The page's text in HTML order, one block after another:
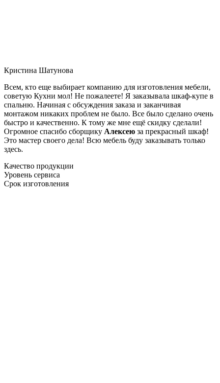
Кристина Шатунова
Всем, кто еще выбирает компанию для изготовления мебели,
советую Кухни мол! Не пожалеете! Я заказывала шкаф-купе в
спальню. Начиная с обсуждения заказа и заканчивая
монтажом никаких проблем не было. Все было сделано очень
быстро и качественно. К тому же мне ещё скидку сделали!
Огромное спасибо сборщику Алексею за прекрасный шкаф!
Это мастер своего дела! Всю мебель буду заказывать только
здесь.
Качество продукции
Уровень сервиса
Срок изготовления